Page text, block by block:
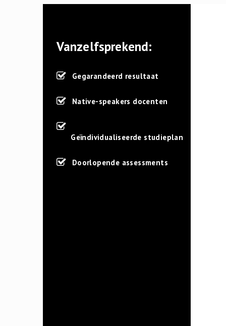
Vanzelfsprekend:
Gegarandeerd resultaat
Native-speakers docenten
Geïndividualiseerde studieplan
Doorlopende assessments